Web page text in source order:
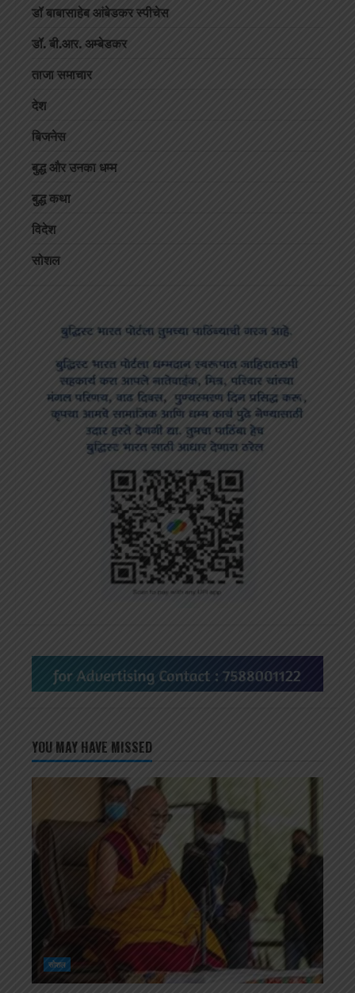
डॉ बाबासाहेब आंबेडकर स्पीचेस
डॉ. बी.आर. अम्बेडकर
ताजा समाचार
देश
बिजनेस
बुद्ध और उनका धम्म
बुद्ध कथा
विदेश
सोशल
YOU MAY HAVE MISSED
सोशल